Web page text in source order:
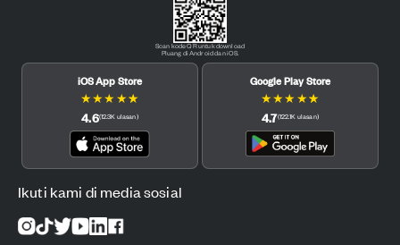
Scan kode QR untuk download
Pluang di Android dan iOS.
iOS App Store
★★★ ★★
4.6(12.3K ulasan)
Google Play Store
★★★ ★★
4.7(122.1K ulasan)
Ikuti kami di media sosial